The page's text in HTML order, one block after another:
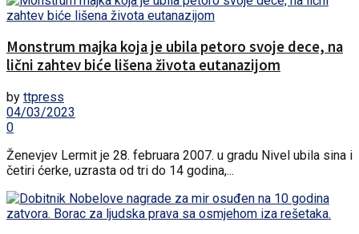
Monstrum majka koja je ubila petoro svoje dece, na
lični zahtev biće lišena života eutanazijom
by ttpress
04/03/2023
0
Ženevjev Lermit je 28. februara 2007. u gradu Nivel ubila sina i
četiri ćerke, uzrasta od tri do 14 godina,...